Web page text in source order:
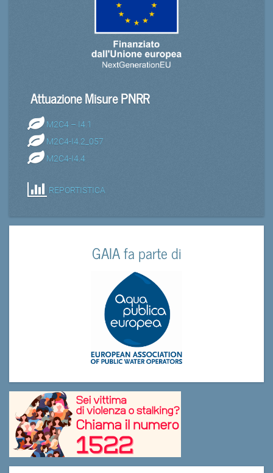
Attuazione Misure PNRR
M2C4 – I4.1
M2C4-I4.2_057
M2C4-I4.4
REPORTISTICA
GAIA fa parte di